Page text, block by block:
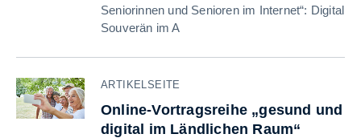
Seniorinnen und Senioren im Internet“: Digital
Souverän im A
ARTIKELSEITE
Online-Vortragsreihe „gesund und
digital im Ländlichen Raum“